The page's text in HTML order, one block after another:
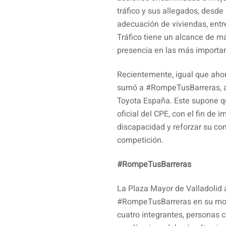
tráfico y sus allegados,
adecuación de viviendas,
Tráfico tiene un alcance de
presencia en las más
Recientemente, igual que
sumó a
Toyota España. Este supone
oficial del CPE, con el fin de
discapacidad y reforzar su
competición.
#RompeTusBarreras
La Plaza Mayor de
#RompeTusBarreras en su
cuatro integrantes, personas